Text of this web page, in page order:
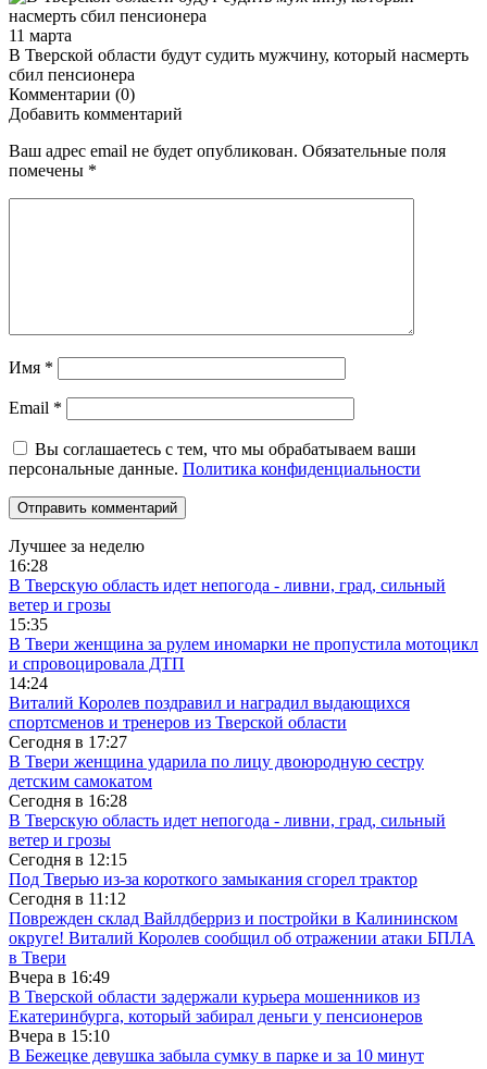
11 марта
В Тверской области будут судить мужчину, который насмерть
сбил пенсионера
Комментарии (0)
Добавить комментарий
Ваш адрес email не будет опубликован. Обязательные поля
помечены *
Имя *
Email *
Вы соглашаетесь с тем, что мы обрабатываем ваши
персональные данные. Политика конфиденциальности
Лучшее за неделю
16:28
В Тверскую область идет непогода - ливни, град, сильный
ветер и грозы
15:35
В Твери женщина за рулем иномарки не пропустила мотоцикл
и спровоцировала ДТП
14:24
Виталий Королев поздравил и наградил выдающихся
спортсменов и тренеров из Тверской области
Сегодня в 17:27
В Твери женщина ударила по лицу двоюродную сестру
детским самокатом
Сегодня в 16:28
В Тверскую область идет непогода - ливни, град, сильный
ветер и грозы
Сегодня в 12:15
Под Тверью из-за короткого замыкания сгорел трактор
Сегодня в 11:12
Поврежден склад Вайлдберриз и постройки в Калининском
округе! Виталий Королев сообщил об отражении атаки БПЛА
в Твери
Вчера в 16:49
В Тверской области задержали курьера мошенников из
Екатеринбурга, который забирал деньги у пенсионеров
Вчера в 15:10
В Бежецке девушка забыла сумку в парке и за 10 минут